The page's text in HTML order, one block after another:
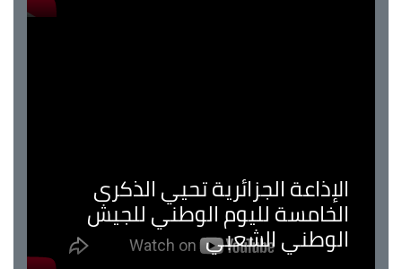
الإذاعة الجزائرية تحيي الذكرى
الخامسة لليوم الوطني للجيش
الوطني الشعبي